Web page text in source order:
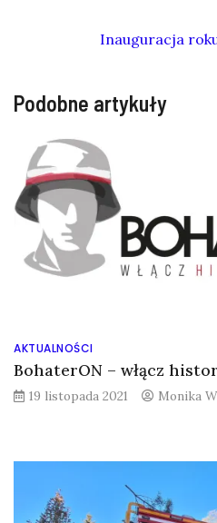
Inauguracja
Podobne artykuły
AKTUALNOŚCI
BohaterON – włącz
19 listopada 2021 Monika